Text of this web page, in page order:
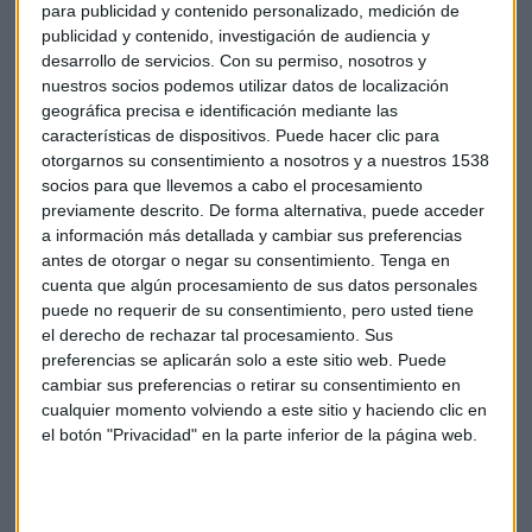
para publicidad y contenido personalizado, medición de
publicidad y contenido, investigación de audiencia y
desarrollo de servicios. Con su permiso, nosotros y
nuestros socios podemos utilizar datos de localización
geográfica precisa e identificación mediante las
características de dispositivos. Puede hacer clic para
otorgarnos su consentimiento a nosotros y a nuestros 1538
socios para que llevemos a cabo el procesamiento
previamente descrito. De forma alternativa, puede acceder
a información más detallada y cambiar sus preferencias
antes de otorgar o negar su consentimiento. Tenga en
cuenta que algún procesamiento de sus datos personales
puede no requerir de su consentimiento, pero usted tiene
el derecho de rechazar tal procesamiento. Sus
preferencias se aplicarán solo a este sitio web. Puede
cambiar sus preferencias o retirar su consentimiento en
cualquier momento volviendo a este sitio y haciendo clic en
el botón "Privacidad" en la parte inferior de la página web.
libras deberán pagar sus cuidados sociales. Un plan que ha
caído como un jarro de agua fría sobre los votantes
mayores de 55 años, donde el dominio de los conservadores
era prácticamente absoluto.
Esta situación ha beneficiado a los laboristas, que piensan
que pueden ganar el voto de los jubilados afectados por
estos recortes. Sin embargo, Jeremy Corbyn deberá
enfrentarse a dudas sobre elcoste de los compromisos
del manifiestode su partido y sobre sus credenciales de
liderazgo.
La postura de Theresa May frente alBrexit, la seguridad de
Reino Unido y las reuniones de Corbyn con los
simpatizantes del Ejército Republicano Irlandés serán otras
de las cuestiones que se abordarán esta noche.